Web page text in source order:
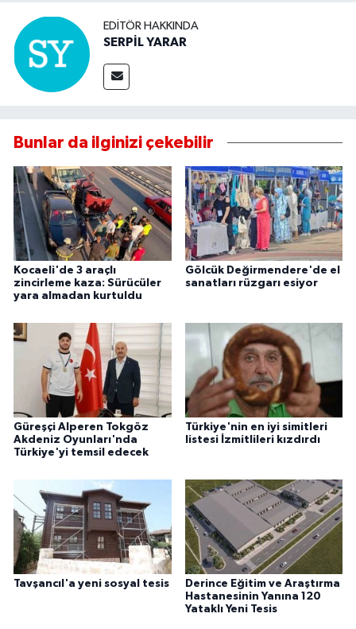
EDITÖR HAKKINDA
SERPİL YARAR
Bunlar da ilginizi çekebilir
Kocaeli'de 3 araçlı
zincirleme kaza: Sürücüler
yara almadan kurtuldu
Gölcük Değirmendere'de el
sanatları rüzgarı esiyor
Güreşçi Alperen Tokgöz
Akdeniz Oyunları'nda
Türkiye'yi temsil edecek
Türkiye'nin en iyi simitleri
listesi İzmitlileri kızdırdı
Tavşancıl'a yeni sosyal tesis
Derince Eğitim ve Araştırma
Hastanesinin Yanına 120
Yataklı Yeni Tesis